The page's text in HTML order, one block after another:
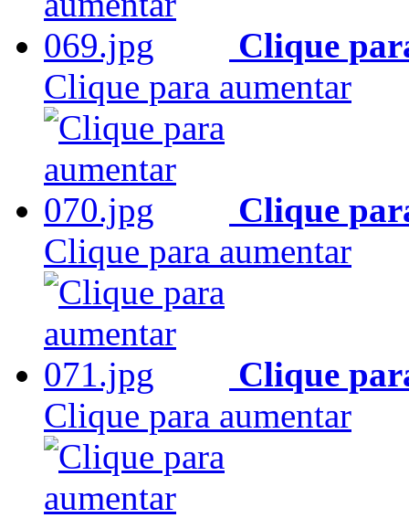
Clique
Clique para aumentar
Clique
Clique para aumentar
Clique
Clique para aumentar